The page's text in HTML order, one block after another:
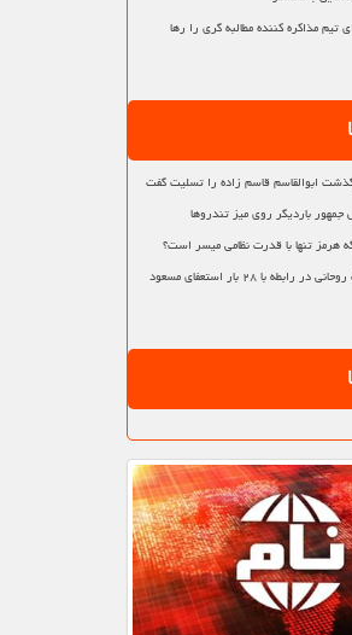
تیم مذاکره کننده مطالبه گری را رها
ابوالقاسم قاسم زاده را تسلیت گفت
باردیگر روی میز تندروها
هرمز تنها با قدرت نظامی میسر است؟
پشت پرده ادعای یک روحانی در رابطه با ۲۸ بار استعفای مسعود